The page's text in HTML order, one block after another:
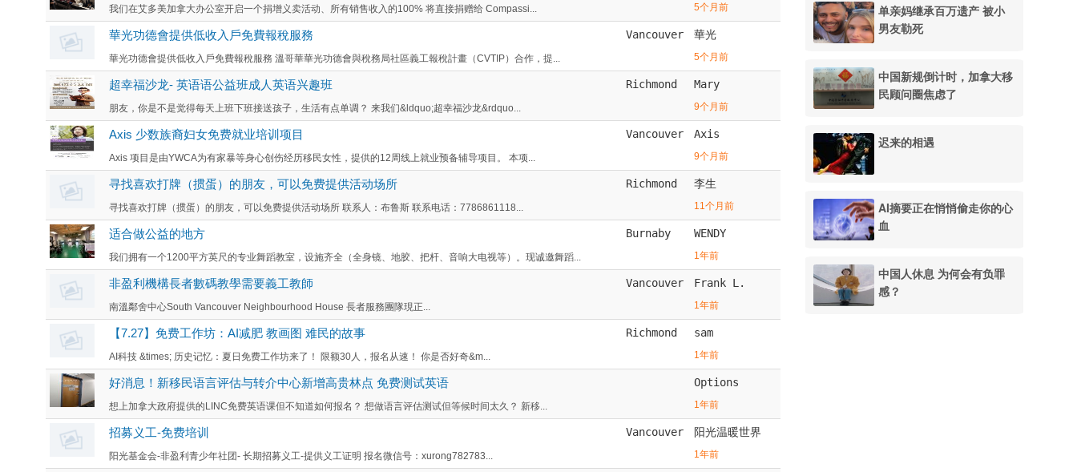
我们在艾多美加拿大办公室开启一个捐增义卖活动、所有销售收入的100% 将直接捐赠给 Compassi... 5个月前
華光功德會提供低收入戶免費報稅服務
華光功德會提供低收入戶免費報稅服務 溫哥華華光功德會與稅務局社區義工報稅計畫（CVTIP）合作，提...
Vancouver 華光
5个月前
超幸福沙龙- 英语语公益班成人英语兴趣班
朋友，你是不是觉得每天上班下班接送孩子，生活有点单调？ 来我们&ldquo;超幸福沙龙&rdquo...
Richmond Mary
9个月前
Axis 少数族裔妇女免费就业培训项目
Axis 项目是由YWCA为有家暴等身心创伤经历移民女性，提供的12周线上就业预备辅导项目。 本项...
Vancouver Axis
9个月前
寻找喜欢打牌（掼蛋）的朋友，可以免费提供活动场所
寻找喜欢打牌（掼蛋）的朋友，可以免费提供活动场所 联系人：布鲁斯 联系电话：7786861118...
Richmond 李生
11个月前
适合做公益的地方
我们拥有一个1200平方英尺的专业舞蹈教室，设施齐全（全身镜、地胶、把杆、音响大电视等）。现诚邀舞蹈...
Burnaby WENDY
1年前
非盈利機構長者數碼教學需要義工教師
南溫鄰舍中心South Vancouver Neighbourhood House 長者服務團隊現正...
Vancouver Frank L.
1年前
【7.27】免费工作坊：AI减肥 教画图 难民的故事
AI科技 &times; 历史记忆：夏日免费工作坊来了！ 限额30人，报名从速！ 你是否好奇&m...
Richmond sam
1年前
好消息！新移民语言评估与转介中心新增高贵林点 免费测试英语
想上加拿大政府提供的LINC免费英语课但不知道如何报名？ 想做语言评估测试但等候时间太久？ 新移...
Options
1年前
招募义工-免费培训
阳光基金会-非盈利青少年社团- 长期招募义工-提供义工证明 报名微信号：xurong782783...
Vancouver 阳光温暖世界
1年前
单亲妈继承百万遗产 被小
男友勒死
中国新规倒计时，加拿大移
民顾问圈焦虑了
迟来的相遇
AI摘要正在悄悄偷走你的心
血
中国人休息 为何会有负罪
感？